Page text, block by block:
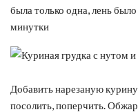
была только одна, лень
минутки
Добавить нарезаную
посолить, поперчить.